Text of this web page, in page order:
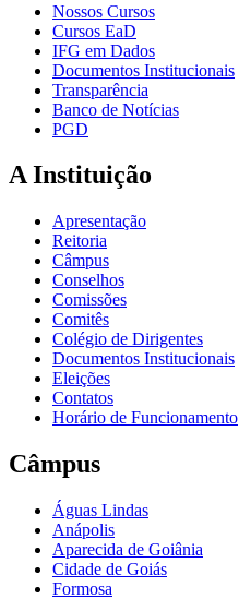
Nossos Cursos
Cursos EaD
IFG em Dados
Documentos Institucionais
Transparência
Banco de Notícias
PGD
A Instituição
Apresentação
Reitoria
Câmpus
Conselhos
Comissões
Comitês
Colégio de Dirigentes
Documentos Institucionais
Eleições
Contatos
Horário de Funcionamento
Câmpus
Águas Lindas
Anápolis
Aparecida de Goiânia
Cidade de Goiás
Formosa